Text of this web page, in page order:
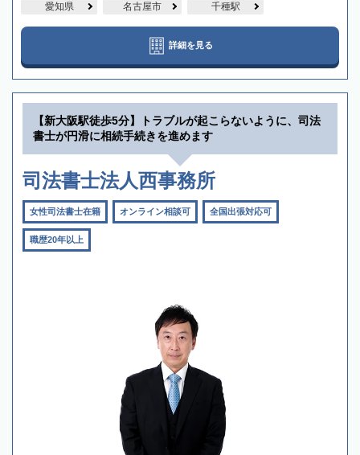
愛知県 名古屋市 千種駅
詳細を見る
【新大阪駅徒歩5分】トラブルが起こらないように、司法
書士が円滑に相続手続きを進めます
司法書士法人西事務所
女性司法書士在籍 オンライン相談可 全国出張対応可
職歴20年以上